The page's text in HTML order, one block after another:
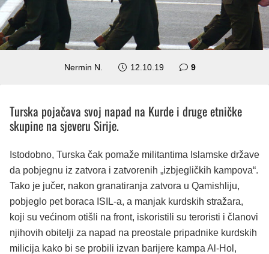
Nermin N. 12.10.19 9komentara
Turska pojačava svoj napad na Kurde i druge etničke
skupine na sjeveru Sirije.
Istodobno, Turska čak pomaže militantima Islamske države
da pobjegnu iz zatvora i zatvorenih „izbjegličkih kampova“.
Tako je jučer, nakon granatiranja zatvora u Qamishliju,
pobjeglo pet boraca ISIL-a, a manjak kurdskih stražara,
koji su većinom otišli na front, iskoristili su teroristi i članovi
njihovih obitelji za napad na preostale pripadnike kurdskih
milicija kako bi se probili izvan barijere kampa Al-Hol,